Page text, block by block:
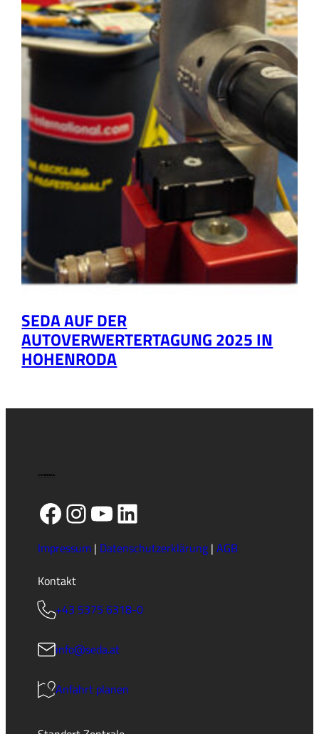
SEDA AUF DER
AUTOVERWERTERTAGUNG 2025 IN
HOHENRODA
Facebook
Instagram
YouTube
LinkedIn
Impressum| Datenschutzerklärung| AGB
Kontakt
+43 5375 6318-0
info@seda.at
Anfahrt planen